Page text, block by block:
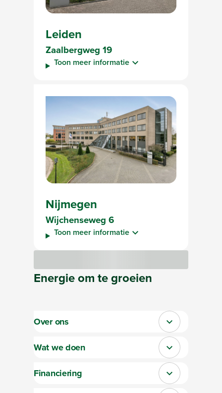
Leiden
Zaalbergweg 19
Toon meer informatie
Nijmegen
Wijchenseweg 6
Toon meer informatie
Energieom tegroeien
Over ons Sluit section-0
Wat we doen Sluit section-1
Financiering Sluit section-2